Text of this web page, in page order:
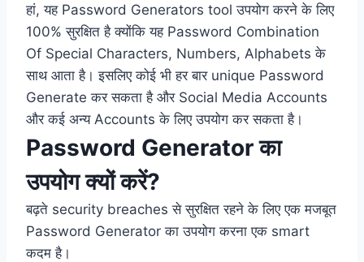
हां, यह Password Generators tool उपयोग करने के लिए
100% सुरक्षित है क्योंकि यह Password Combination
Of Special Characters, Numbers, Alphabets के
साथ आता है। इसलिए कोई भी हर बार unique Password
Generate कर सकता है और Social Media Accounts
और कई अन्य Accounts के लिए उपयोग कर सकता है।
Password Generator का
उपयोग क्यों करें?
बढ़ते security breaches से सुरक्षित रहने के लिए एक मजबूत
Password Generator का उपयोग करना एक smart
कदम है।